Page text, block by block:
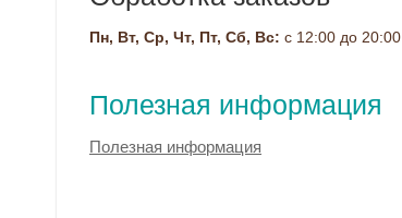
Пн, Вт, Ср, Чт, Пт, Сб, Вс: с 12:00 до 20:00
Полезная информация
Полезная информация